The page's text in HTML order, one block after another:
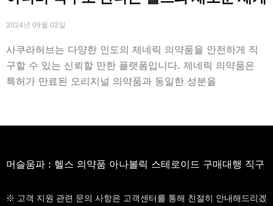
2024년 09월 02일
사쿠라허브는 다양한 인도의 제네릭 의약품을 안전하게 직
구할 수 있는 신뢰할 만한 플랫폼입니다. 제네릭 의약품은
특허가 만료된 오리지널 의약품과 동일한 성분을
머슬움파 : 헬스 의약품 아나볼릭 스테로이드 구매대행 직구
※ 고객 지원 관련 문의 사항은 고객센터를 통해 친절히 안내해드리겠